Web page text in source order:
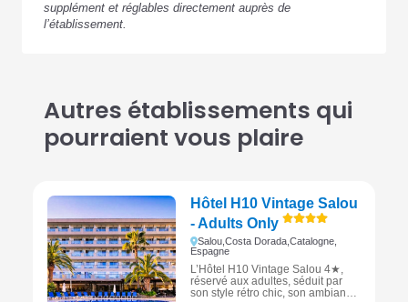
supplément et réglables directement auprès de
l’établissement.
Autres établissements qui
pourraient vous plaire
Hôtel H10 Vintage Salou
- Adults Only
Salou,Costa Dorada,Catalogne,
Espagne
L’Hôtel H10 Vintage Salou 4★,
réservé aux adultes, séduit par
son style rétro chic, son ambiance